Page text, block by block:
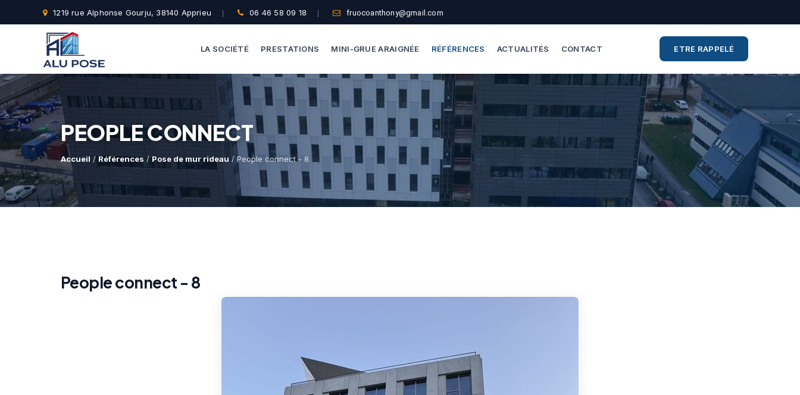
1219 rue Alphonse Gourju, 38140 Apprieu 06 46 58 09 18 fruocoanthony@gmail.com
LA SOCIÉTÉ PRESTATIONS
Dépannage Vitrages
Vitrine Magasin
Expertise Bris De Glace
Recherche De Fuite
MINI-GRUE ARAIGNÉE
Capacité De Levage
Nos Formules
RÉFÉRENCES ACTUALITÉS CONTACT ETRE RAPPELÉ
PEOPLE CONNECT
Accueil / Références /Pose de mur rideau / People connect - 8
People connect - 8